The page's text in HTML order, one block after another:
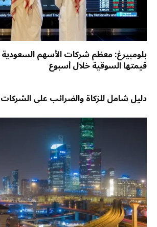
بلومبيرغ: معظم شركات الأسهم
قيمتها السوقية خلال أسبوع
دليل شامل للزكاة والضرائب على